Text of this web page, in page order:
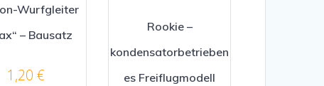
Wurfgleiter
– Bausatz
1,20 €
Rookie –
kondensatorbetrieben
es Freiflugmodell